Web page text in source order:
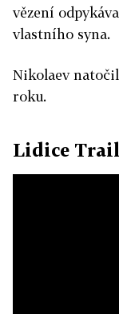
vězení
vlastního syna.
Nikolaev
roku.
Lidice